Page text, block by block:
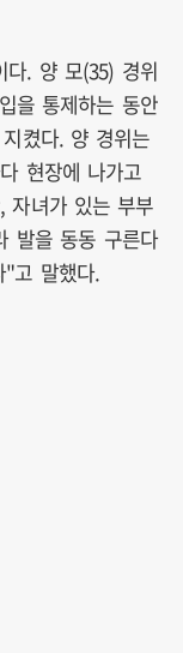
다. 양 모(35) 경위
을 통제하는 동안
켰다. 양 경위는
현장에 나가고
자녀가 있는 부부
발을 동동 구른다
고 말했다.